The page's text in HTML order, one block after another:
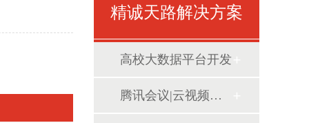
精诚天路解决方案
高校大数据平台开发
腾讯会议|云视频系统方案